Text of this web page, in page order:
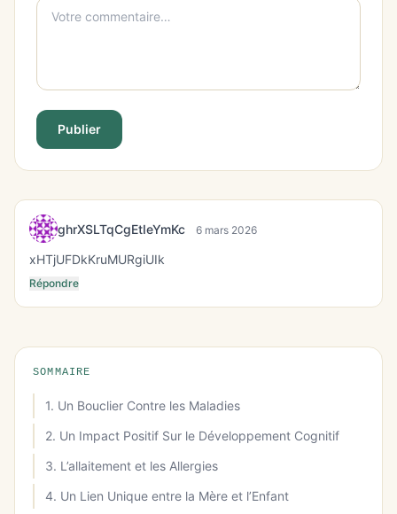
Publier
ghrXSLTqCgEtIeYmKc 6 mars 2026
xHTjUFDkKruMURgiUIk
Répondre
SOMMAIRE
1. Un Bouclier Contre les Maladies
2. Un Impact Positif Sur le Développement Cognitif
3. L’allaitement et les Allergies
4. Un Lien Unique entre la Mère et l’Enfant